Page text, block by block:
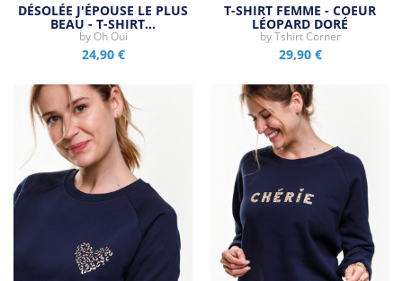
DÉSOLÉE J'ÉPOUSE LE PLUS
BEAU - T-SHIRT…
by Oh Oui
24,90 €
T-SHIRT FEMME - COEUR
LÉOPARD DORÉ
byTshirt Corner
29,90 €